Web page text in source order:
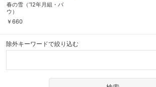
春の雪（’12年月組・バ
ウ）
￥660
除外キーワードで絞り込む